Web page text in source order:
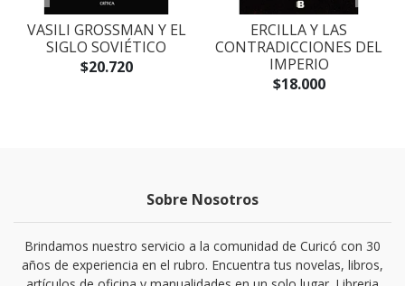
VASILI GROSSMAN Y EL
SIGLO SOVIÉTICO
$20.720
ERCILLA Y LAS
CONTRADICCIONES DEL
IMPERIO
$18.000
Sobre Nosotros
Brindamos nuestro servicio a la comunidad de Curicó con 30
años de experiencia en el rubro. Encuentra tus novelas, libros,